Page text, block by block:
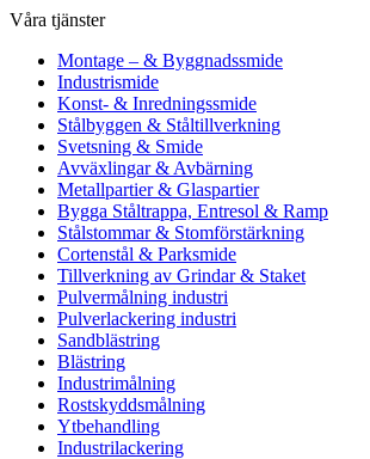
Våra tjänster
Montage – & Byggnadssmide
Industrismide
Konst- & Inredningssmide
Stålbyggen & Ståltillverkning
Svetsning & Smide
Avväxlingar & Avbärning
Metallpartier & Glaspartier
Bygga Ståltrappa, Entresol & Ramp
Stålstommar & Stomförstärkning
Cortenstål & Parksmide
Tillverkning av Grindar & Staket
Pulvermålning industri
Pulverlackering industri
Sandblästring
Blästring
Industrimålning
Rostskyddsmålning
Ytbehandling
Industrilackering